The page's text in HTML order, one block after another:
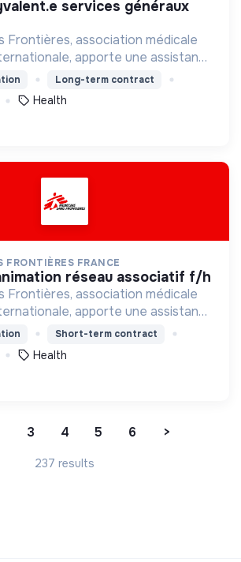
Frontières, association médicale
apporte une assistance
populations dont la vie est
Long-term contract
Health
FRONTIÈRES FRANCE
réseau associatif f/h
Frontières, association médicale
apporte une assistance
populations dont la vie est
Short-term contract
Health
3 4 5 6 >
237 results